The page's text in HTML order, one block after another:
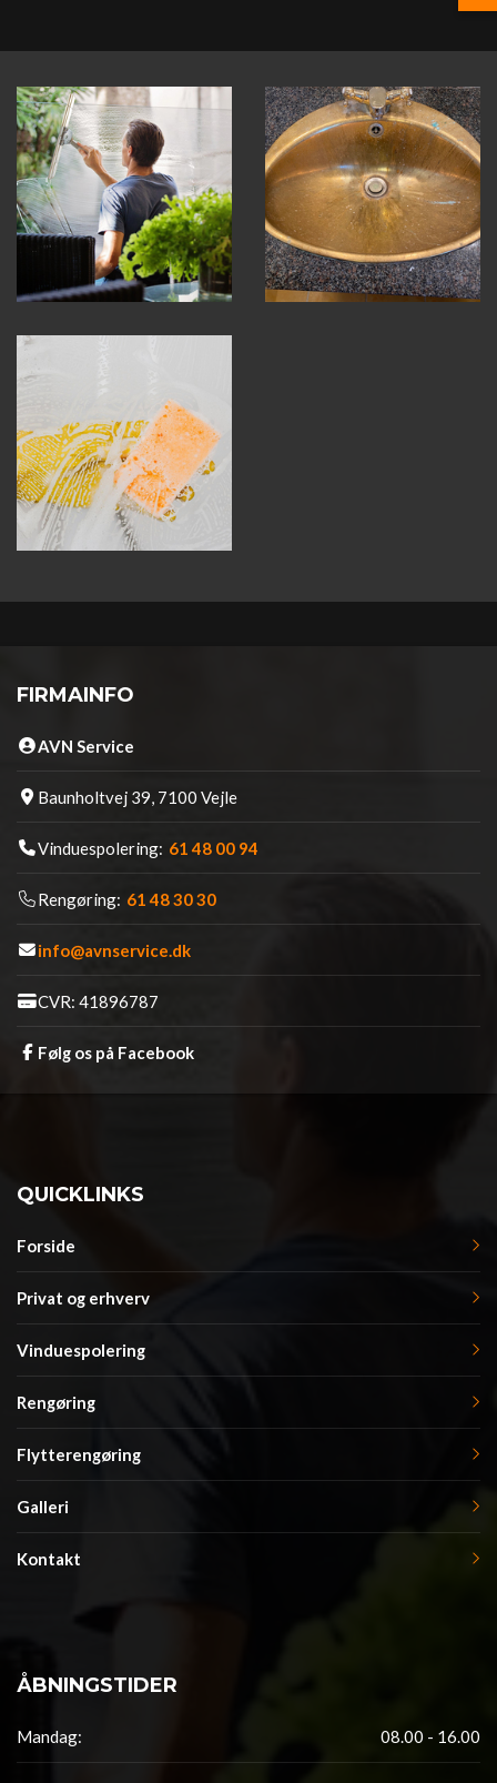
FIRMAINFO
AVN Service
Baunholtvej 39, 7100 Vejle
Vinduespolering: 61 48 00 94
Rengøring: 61 48 30 30
info@avnservice.dk
CVR: 41896787
Følg os på Facebook
QUICKLINKS
Forside
Privat og erhverv
Vinduespolering
Rengøring
Flytterengøring
Galleri
Kontakt
ÅBNINGSTIDER
Mandag: 08.00 - 16.00